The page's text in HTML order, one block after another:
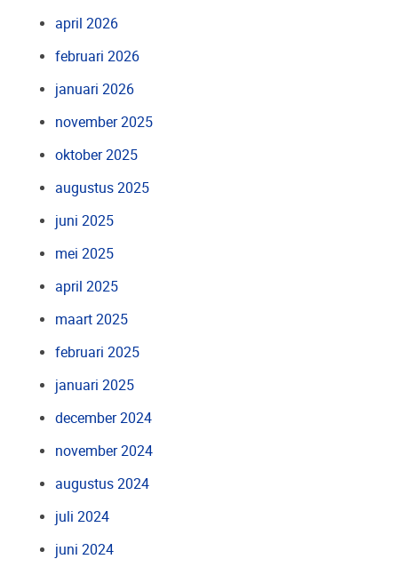
april 2026
februari 2026
januari 2026
november 2025
oktober 2025
augustus 2025
juni 2025
mei 2025
april 2025
maart 2025
februari 2025
januari 2025
december 2024
november 2024
augustus 2024
juli 2024
juni 2024